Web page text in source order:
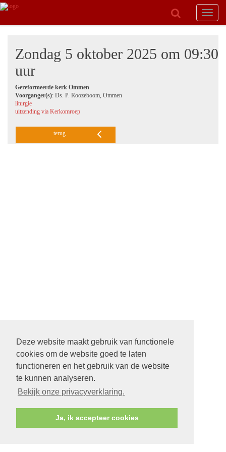
Deze website maakt gebruik van functionele
cookies om de website goed te laten
functioneren en het gebruik van de website
te kunnen analyseren.
Bekijk onze privacyverklaring.
Ja, ik accepteer cookies
Toggle
Zondag 5 oktober 2025 om 09:30
uur
Gereformeerde kerk Ommen
Voorganger(s): Ds. P. Roozeboom, Ommen
liturgie
uitzending via Kerkomroep
terug